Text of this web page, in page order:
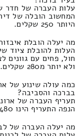
עלות העברה של חדר
היותר 250 שקלים.
מה יעלה הובלת
העלות להובלת ציוד
ולא יותר מ280 שקלים.
כמה עולה שינוע של
בברכה והסביבה?
תעריף העברה של
הנפה התעריף הינו 480 ולכל היותר 280 שקלים.
מה יעלה העברה של